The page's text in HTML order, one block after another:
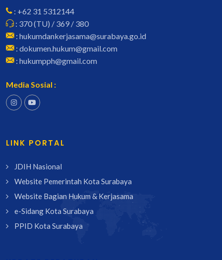
: +62 31 5312144
: 370 (TU) / 369 / 380
: hukumdankerjasama@surabaya.go.id
: dokumen.hukum@gmail.com
: hukumpph@gmail.com
Media Sosial :
LINK PORTAL
JDIH Nasional
Website Pemerintah Kota Surabaya
Website Bagian Hukum & Kerjasama
e-Sidang Kota Surabaya
PPID Kota Surabaya